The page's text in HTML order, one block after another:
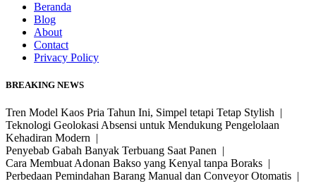
Beranda
Blog
About
Contact
Privacy Policy
BREAKING NEWS
Tren Model Kaos Pria Tahun Ini, Simpel tetapi Tetap Stylish |
Teknologi Geolokasi Absensi untuk Mendukung Pengelolaan
Kehadiran Modern |
Penyebab Gabah Banyak Terbuang Saat Panen |
Cara Membuat Adonan Bakso yang Kenyal tanpa Boraks |
Perbedaan Pemindahan Barang Manual dan Conveyor Otomatis |